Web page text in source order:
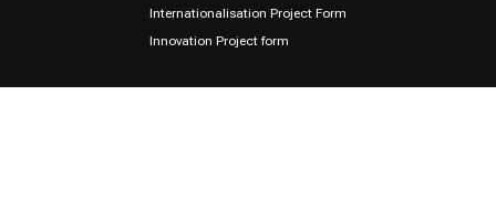
Internationalisation Project Form
Innovation Project form